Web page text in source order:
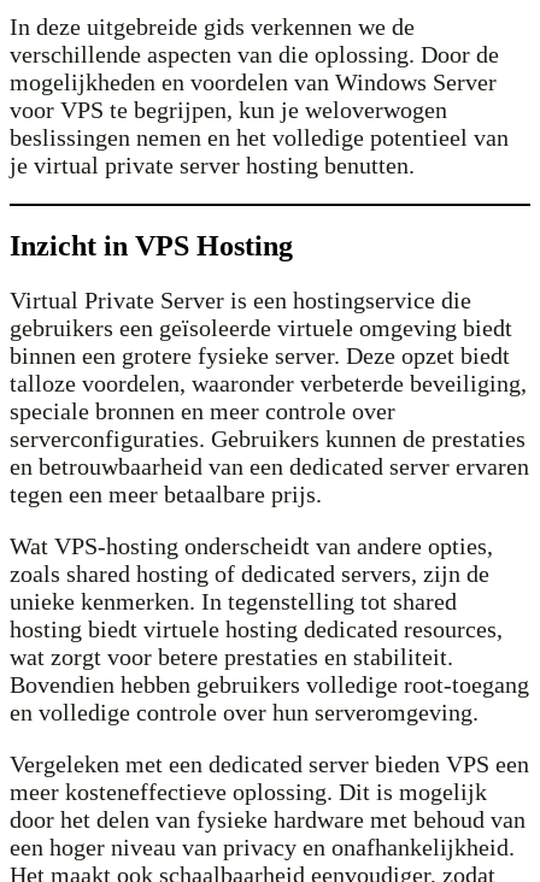
In deze uitgebreide gids verkennen we de
verschillende aspecten van die oplossing. Door de
mogelijkheden en voordelen van Windows Server
voor VPS te begrijpen, kun je weloverwogen
beslissingen nemen en het volledige potentieel van
je virtual private server hosting benutten.
Inzicht in VPS Hosting
Virtual Private Server is een hostingservice die
gebruikers een geïsoleerde virtuele omgeving biedt
binnen een grotere fysieke server. Deze opzet biedt
talloze voordelen, waaronder verbeterde beveiliging,
speciale bronnen en meer controle over
serverconfiguraties. Gebruikers kunnen de prestaties
en betrouwbaarheid van een dedicated server ervaren
tegen een meer betaalbare prijs.
Wat VPS-hosting onderscheidt van andere opties,
zoals shared hosting of dedicated servers, zijn de
unieke kenmerken. In tegenstelling tot shared
hosting biedt virtuele hosting dedicated resources,
wat zorgt voor betere prestaties en stabiliteit.
Bovendien hebben gebruikers volledige root-toegang
en volledige controle over hun serveromgeving.
Vergeleken met een dedicated server bieden VPS een
meer kosteneffectieve oplossing. Dit is mogelijk
door het delen van fysieke hardware met behoud van
een hoger niveau van privacy en onafhankelijkheid.
Het maakt ook schaalbaarheid eenvoudiger, zodat